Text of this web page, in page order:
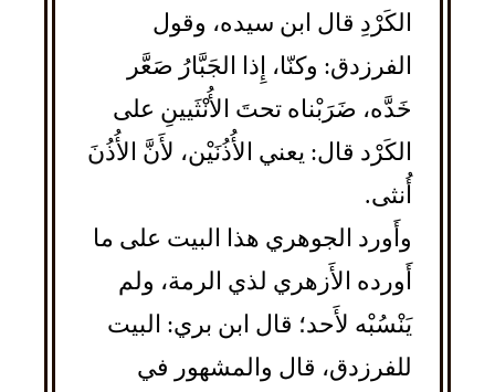
الكَرْدِ قال ابن سيده، وقول
الفرزدق: وكنّا، إِذا الجَبَّارُ صَعَّر
خَدَّه، ضَرَبْناه تحتَ الأُنْثَيينِ على
الكَرْد قال: يعني الأُذُنَيْن، لأَنَّ الأُذُنَ
أُنثى.
وأَورد الجوهري هذا البيت على ما
أَورده الأَزهري لذي الرمة، ولم
يَنْسُبْه لأَحد؛ قال ابن بري: البيت
للفرزدق، قال والمشهور في